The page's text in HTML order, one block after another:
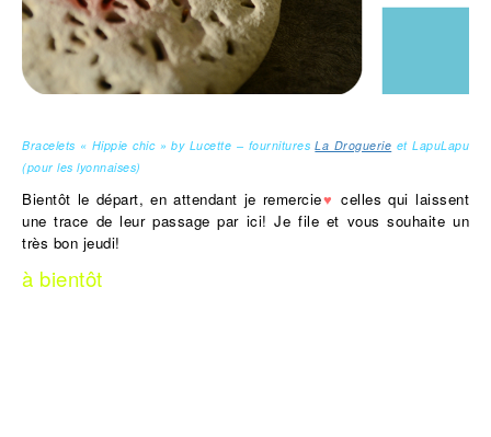
Bracelets « Hippie chic » by Lucette – fournituresLa Droguerie et LapuLapu
(pour les lyonnaises)
Bientôt le départ, en attendant je remercie♥ celles qui laissent
une trace de leur passage par ici! Je file et vous souhaite un
très bon jeudi!
à bientôt